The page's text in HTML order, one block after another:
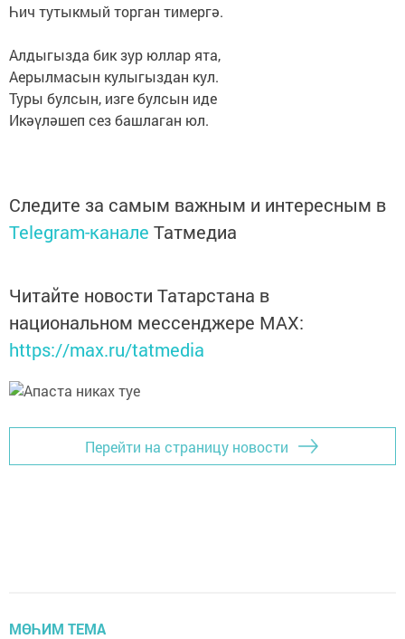
Һич тутыкмый торган тимергә.
Алдыгызда бик зур юллар ята,
Аерылмасын кулыгыздан кул.
Туры булсын, изге булсын иде
Икәүләшеп сез башлаган юл.
Следите за самым важным и интересным в
Telegram-канале Татмедиа
Читайте новости Татарстана в
национальном мессенджере MАХ:
https://max.ru/tatmedia
Перейти на страницу новости
МӨҺИМ ТЕМА